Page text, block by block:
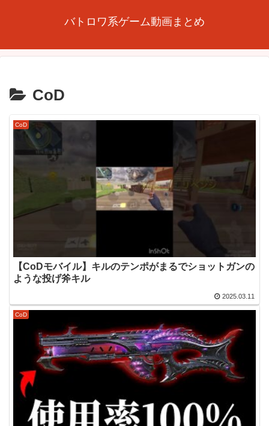
バトロワ系ゲーム動画まとめ
CoD
CoD
【CoDモバイル】キルのテンポがまるでショットガンの
ような投げ斧キル
2025.03.11
CoD